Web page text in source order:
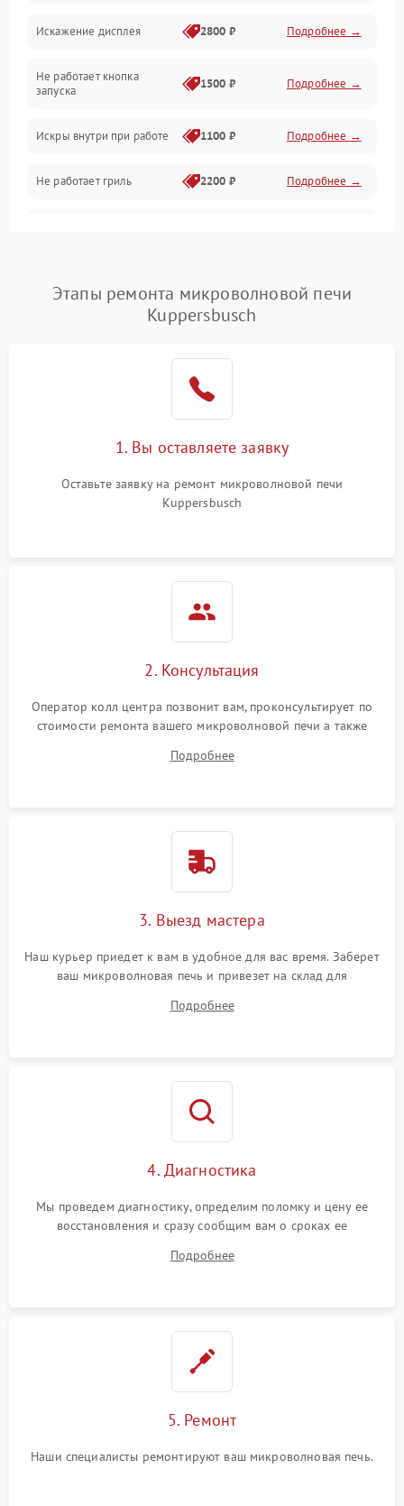
Питание и запуск
Нагрев и приготовление
Программное обеспечение
Искажение дисплея 2800 ₽ Подробнее →
Не работает кнопка
запуска
1500 ₽ Подробнее →
Искры внутри при работе 1100 ₽ Подробнее →
Не работает гриль 2200 ₽ Подробнее →
Появление запаха гари Подробнее →
2400 ₽ Подробнее →
2000 ₽
Этапы ремонта микроволновой печи
Kuppersbusch
1. Вы оставляете заявку
Оставьте заявку на ремонт микроволновой печи
Kuppersbusch
2. Консультация
Оператор колл центра позвонит вам, проконсультирует по
стоимости ремонта вашего микроволновой печи а также
Подробнее
3. Выезд мастера
Наш курьер приедет к вам в удобное для вас время. Заберет
ваш микроволновая печь и привезет на склад для
Подробнее
4. Диагностика
Мы проведем диагностику, определим поломку и цену ее
восстановления и сразу сообщим вам о сроках ее
Подробнее
5. Ремонт
Наши специалисты ремонтируют ваш микроволновая печь.